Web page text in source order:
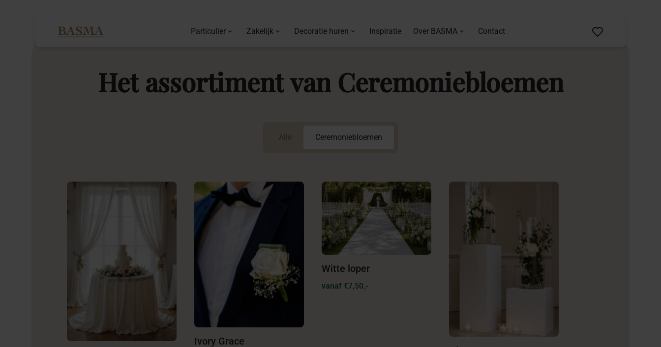
Particulier Zakelijk Decoratie huren Inspiratie Over BASMA Contact
Het assortimentvan Ceremoniebloemen
Alle Ceremoniebloemen
Ivory Grace
Witte loper
vanaf €7,50,-